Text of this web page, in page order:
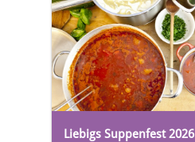
Liebigs Suppenfest 2026